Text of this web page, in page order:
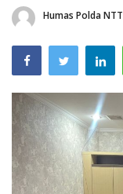
Lantas
Polisi Kita
Mitra Polisi
Giat Ops
Link Polda NTT
Humas Polda NTT